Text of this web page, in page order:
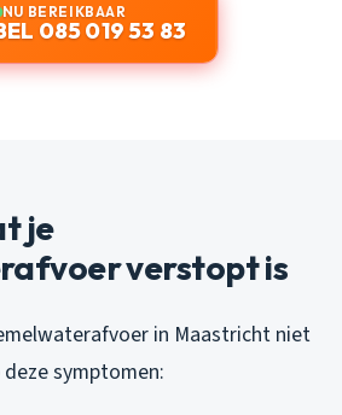
NU BEREIKBAAR
085 019 53 83
je
verstopt is
in Maastricht niet
symptomen: